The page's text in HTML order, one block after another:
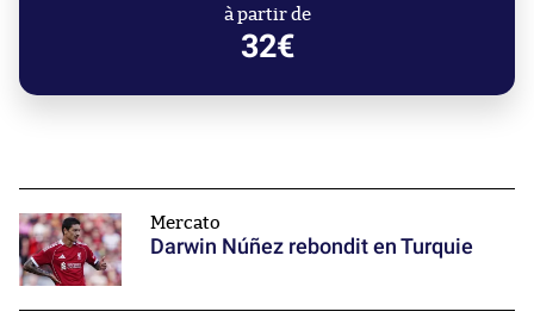
à partir de
32€
Mercato
Darwin Núñez rebondit en Turquie